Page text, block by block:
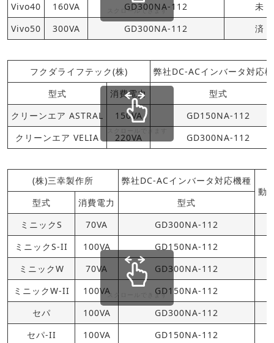
Vivo40
160VA GD300NA-112
未
Vivo50
300VA GD300NA-112 済
スクロールできます
フクダライフテック(株)
弊社DC-ACインバータ対応
型式
消費電力
型式
クリーンエア ASTRAL
150VA
GD150NA-112
クリーンエア VELIA
220VA GD300NA-112
スクロールできます
(株)三幸製作所
弊社DC-ACインバータ対応機種
動
型式
消費電力
型式
ミニックS
70VA
GD300NA-112
ミニックS-II
100VA
GD150NA-112
ミニックW
70VA
GD300NA-112
ミニックW-II
100VA
GD150NA-112
セパ
100VA
GD300NA-112
セパ-II
100VA
GD150NA-112
スクロールできます